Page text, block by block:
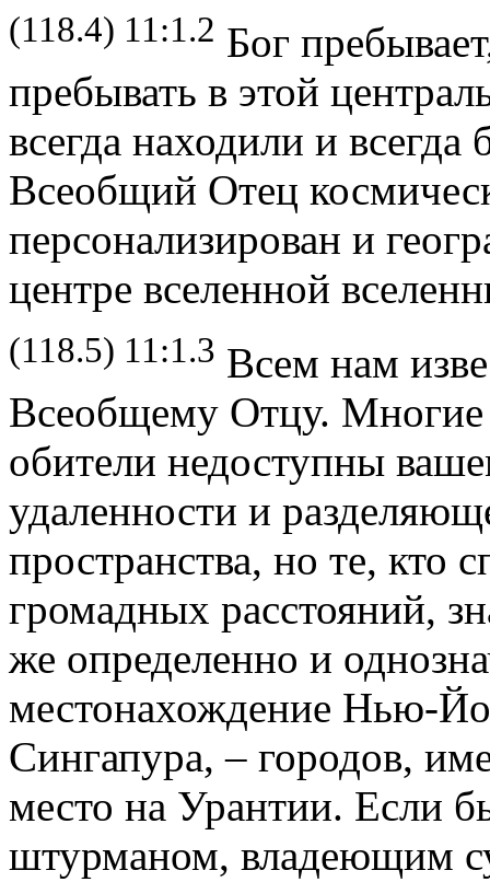
(118.4) 11:1.2 Бог
пребывать в этой
всегда находили и всегда
Всеобщий Отец
персонализирован и
центре вселенной
(118.5) 11:1.3 Всем нам
Всеобщему Отцу. Многие
обители недоступны
удаленности и
пространства, но те, кто
громадных расстояний,
же определенно и
местонахождение Нью-
Сингапура, – городов,
место на Урантии. Если
штурманом, владеющим